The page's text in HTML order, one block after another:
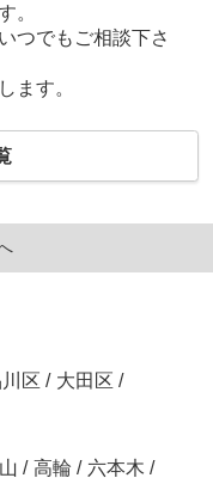
。
つでもご相談下さ
ます。
区 / 大田区 /
/ 高輪 / 六本木 /